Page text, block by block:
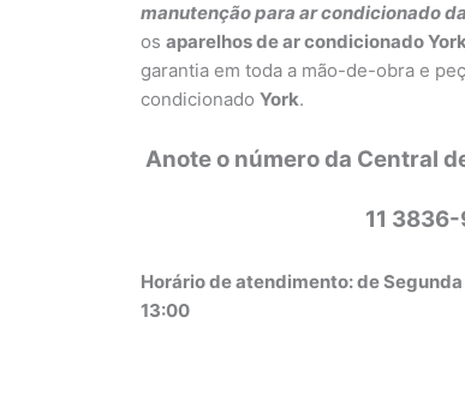
manutenção para ar condicionado
os aparelhos de ar condicionado
garantia em toda a mão-de-obra e
condicionado York.
Anote o número da Central
11
Horário de atendimento: de
13:00